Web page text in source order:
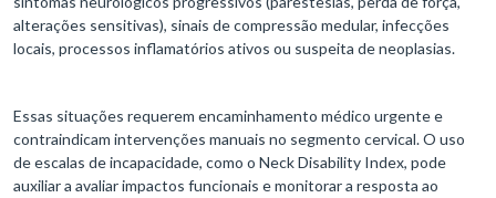
alterações sensitivas), sinais de compressão medular, infecções
locais, processos inflamatórios ativos ou suspeita de neoplasias.
Essas situações requerem encaminhamento médico urgente e
contraindicam intervenções manuais no segmento cervical. O uso
de escalas de incapacidade, como o Neck Disability Index, pode
auxiliar a avaliar impactos funcionais e monitorar a resposta ao